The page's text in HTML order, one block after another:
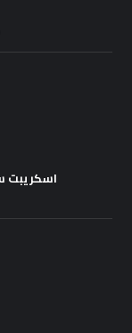
اسكريبت